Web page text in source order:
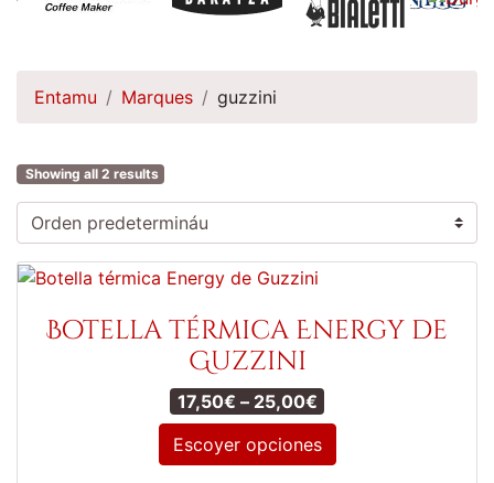
Entamu Marques guzzini
Showing all 2 results
Botella térmica Energy de
Guzzini
17,50€ – 25,00€Price range:
Escoyer opciones